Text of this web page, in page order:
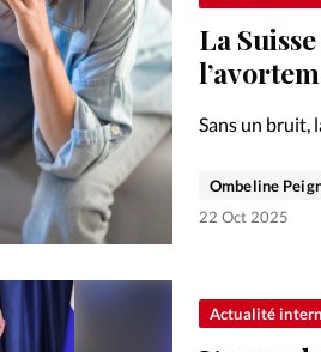
La
Sans un bruit,
charge
grossesse.
Ombeline
22 Oct 2025
Actualité